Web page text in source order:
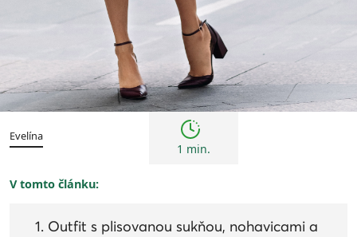
Evelína
1 min.
V tomto článku:
Outfit s plisovanou sukňou, nohavicami a